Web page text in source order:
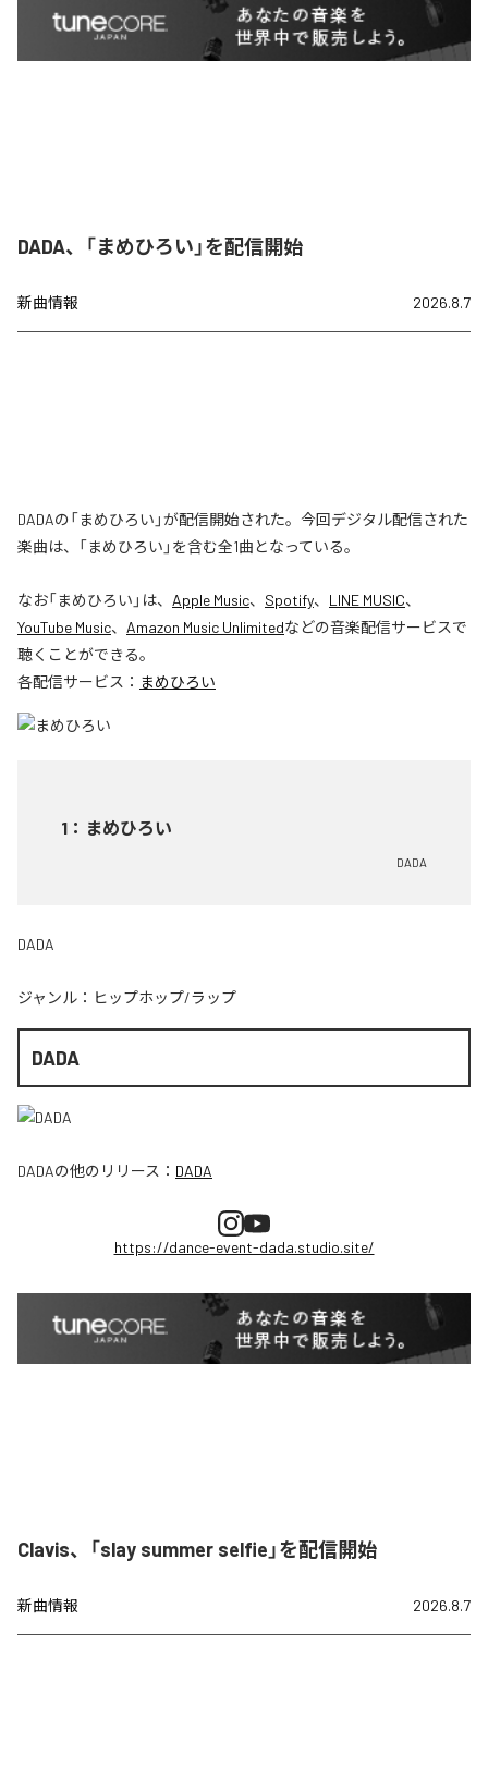
DADA、「まめひろい」を配信開始
新曲情報 2026.8.7
DADAの「まめひろい」が配信開始された。今回デジタル配信された
楽曲は、「まめひろい」を含む全1曲となっている。
なお「まめひろい 」は、 Apple Music、 Spotify、 LINE MUSIC、
YouTube Music、 Amazon Music Unlimitedなどの音楽配信サービスで
聴くことができる。
各配信サービス： まめひろい
1 ： まめひろい
DADA
DADA
ジャンル： ヒップホップ/ラップ
DADA
DADAの他のリリース： DADA
https://dance-event-dada.studio.site/
Clavis、「slay summer selfie」を配信開始
新曲情報 2026.8.7